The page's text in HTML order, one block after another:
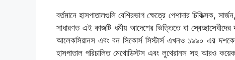
বর্তমানে হাসপাতালগুলি বেশিরভাগ ক্ষেত্রে পেশাদার চিকিত্সক,
সাধারণত এই কাজটি ধর্মীয় আদেশের ভিত্তিতে বা
আলেকসিয়ানস এবং বন সিকোর্স সিস্টার্স এখনও ১৯৯০ এর দশকের
হাসপাতাল পরিচালিত মেথোডিস্টস এবং লুথেরানস সহ আরও